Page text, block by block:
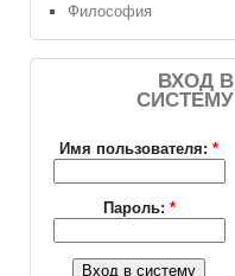
Философия
ВХОД В
СИСТЕМУ
Имя пользователя:*
Пароль: *